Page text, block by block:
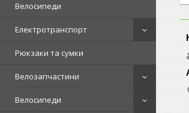
Велосипеди
Електротранспорт
Рюкзаки та сумки
Велозапчастини
Велосипеди